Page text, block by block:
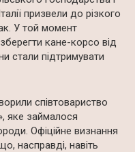
призвели до різкого
У той момент
кане-корсо від
стали підтримувати
співтовариство
яке займалося
Офіційне визнання
насправді, навіть